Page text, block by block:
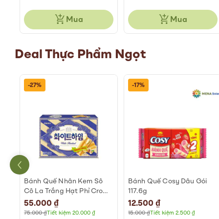
Mua Mua
Deal Thực Phẩm Ngọt
-29%
Bánh Quy Kem Crown
Sando Hộp 161g
Special
Price
39.000 ₫
55.000 ₫Tiết kiệm 16.000 ₫
-27%
Bánh Quế Nhân Kem Sô
Cô La Hạt Phỉ Crown Hộp
142g
Special
Price
55.000 ₫
75.000 ₫Tiết kiệm 20.000 ₫